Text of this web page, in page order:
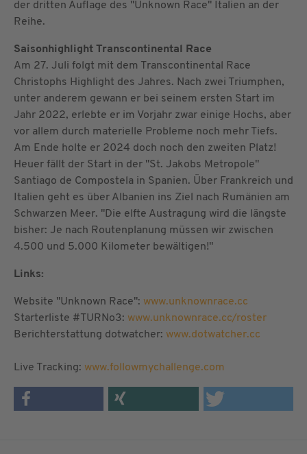
der dritten Auflage des "Unknown Race" Italien an der
Reihe.
Saisonhighlight Transcontinental Race
Am 27. Juli folgt mit dem Transcontinental Race
Christophs Highlight des Jahres. Nach zwei Triumphen,
unter anderem gewann er bei seinem ersten Start im
Jahr 2022, erlebte er im Vorjahr zwar einige Hochs, aber
vor allem durch materielle Probleme noch mehr Tiefs.
Am Ende holte er 2024 doch noch den zweiten Platz!
Heuer fällt der Start in der "St. Jakobs Metropole"
Santiago de Compostela in Spanien. Über Frankreich und
Italien geht es über Albanien ins Ziel nach Rumänien am
Schwarzen Meer. "Die elfte Austragung wird die längste
bisher: Je nach Routenplanung müssen wir zwischen
4.500 und 5.000 Kilometer bewältigen!"
Links:
Website "Unknown Race": www.unknownrace.cc
Starterliste #TURNo3: www.unknownrace.cc/roster
Berichterstattung dotwatcher: www.dotwatcher.cc
Live Tracking: www.followmychallenge.com